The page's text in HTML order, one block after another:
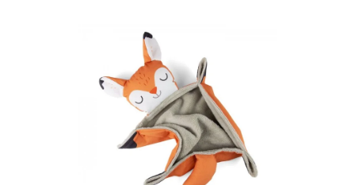
hvězdiček.